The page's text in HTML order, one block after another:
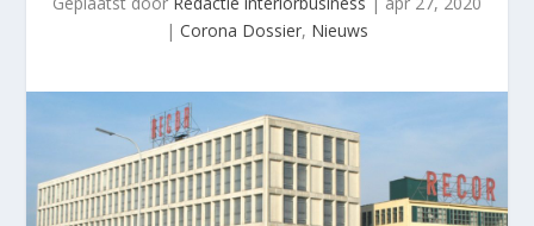
| Corona Dossier, Nieuws